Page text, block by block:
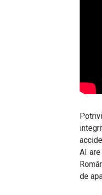
AI
de